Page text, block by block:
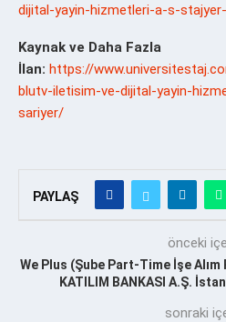
dijital-yayin-hizmetleri-a-s-
Kaynak ve Daha Fazla
İlan: https://
blutv-iletisim-ve-dijital-yayin-
sariyer/
PAYLAŞ
önceki
We Plus (Şube Part-Time İşe Alım
KATILIM BANKASI A.Ş.
sonraki